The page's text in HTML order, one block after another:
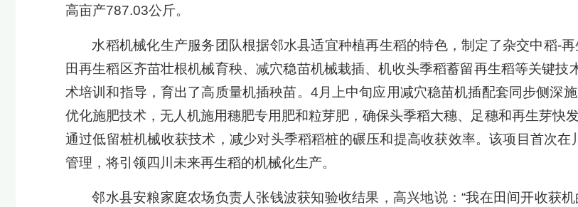
高亩产787.03公斤。
水稻机械化生产服务团队根据邻水县适宜种植再生稻的特色，制定了杂交中稻-
田再生稻区齐苗壮根机械育秧、减穴稳苗机械栽插、机收头季稻蓄留再生稻等关键
术培训和指导，育出了高质量机插秧苗。4月上中旬应用减穴稳苗机插配套同步侧深
优化施肥技术，无人机施用穗肥专用肥和粒芽肥，确保头季稻大穗、足穗和再生芽快
通过低留桩机械收获技术，减少对头季稻稻桩的碾压和提高收获效率。该项目首次
管理，将引领四川未来再生稻的机械化生产。
邻水县安粮家庭农场负责人张钱波获知验收结果，高兴地说：“我在田间开收获